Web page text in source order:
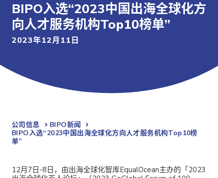
BIPO入选“2023中国出海全球化方
向人才服务机构Top10榜单”
2023年12月11日
公司信息
BIPO新闻​
BIPO入选“2023中国出海全球化方向人才服务机构Top10榜
单”
12月7日-8日，由出海全球化智库EqualOcean主办的「2023